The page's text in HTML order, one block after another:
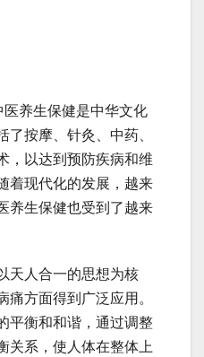
养生保健是中华文化
了按摩、针灸、中药、
，以达到预防疾病和维
着现代化的发展，越来
养生保健也受到了越来
天人合一的思想为核
痛方面得到广泛应用。
平衡和和谐，通过调整
关系，使人体在整体上